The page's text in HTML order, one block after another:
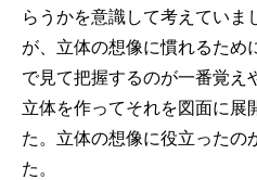
らうかを意識して考えていま
が、立体の想像に慣れるため
で見て把握するのが一番覚え
立体を作ってそれを図面に展
た。立体の想像に役立ったの
た。